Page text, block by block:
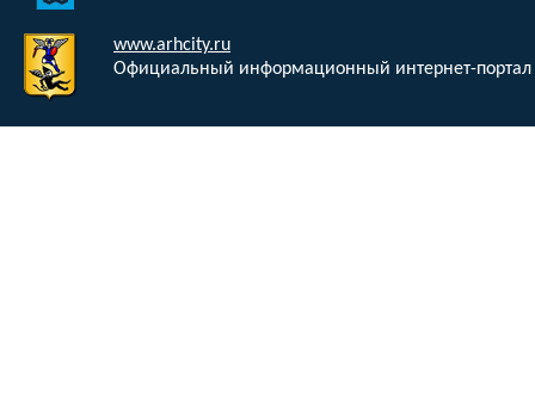
www.arhcity.ru
Официальный информационный интернет-портал